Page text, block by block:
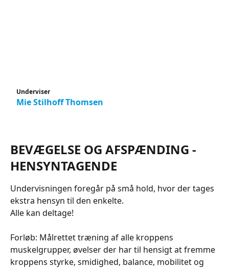
Underviser
Mie Stilhoff Thomsen
BEVÆGELSE OG AFSPÆNDING -
HENSYNTAGENDE
Undervisningen foregår på små hold, hvor der tages
ekstra hensyn til den enkelte.
Alle kan deltage!
Forløb: Målrettet træning af alle kroppens
muskelgrupper, øvelser der har til hensigt at fremme
kroppens styrke, smidighed, balance, mobilitet og